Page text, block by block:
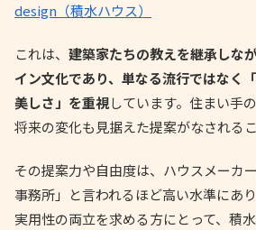
design（積水ハウス）
これは、 建築家たちの教えを継承しな
イン文化であり、単なる流行ではなく
美しさ」を重視しています。住まい手
将来の変化も見据えた提案がなされる
その提案力や自由度は、ハウスメーカ
事務所」と言われるほど高い水準にあ
実用性の両立を求める方にとって、積